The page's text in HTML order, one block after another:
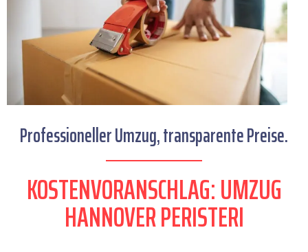
Professioneller Umzug, transparente Preise.
KOSTENVORANSCHLAG: UMZUG
HANNOVER PERISTERI